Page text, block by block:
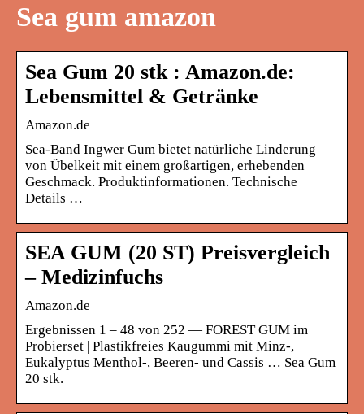
Sea gum amazon
Sea Gum 20 stk : Amazon.de:
Lebensmittel & Getränke
Amazon.de
Sea-Band Ingwer Gum bietet natürliche Linderung
von Übelkeit mit einem großartigen, erhebenden
Geschmack. Produktinformationen. Technische
Details …
SEA GUM (20 ST) Preisvergleich
– Medizinfuchs
Amazon.de
Ergebnissen 1 – 48 von 252 — FOREST GUM im
Probierset | Plastikfreies Kaugummi mit Minz-,
Eukalyptus Menthol-, Beeren- und Cassis … Sea Gum
20 stk.